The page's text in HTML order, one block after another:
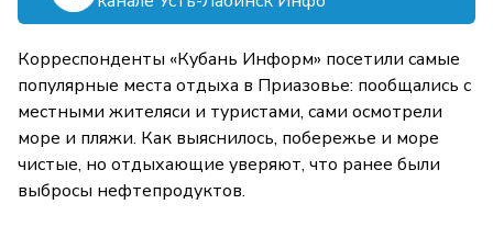
Корреспонденты «Кубань Информ» посетили самые
популярные места отдыха в Приазовье: пообщались с
местными жителяси и туристами, сами осмотрели
море и пляжи. Как выяснилось, побережье и море
чистые, но отдыхающие уверяют, что ранее были
выбросы нефтепродуктов.